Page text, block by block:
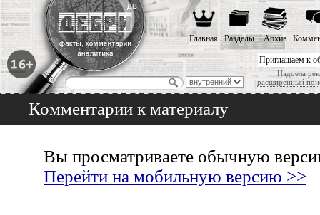
Приглашаем к
Надоела
расширенный
Главная Разделы Архив
Комментарии к материалу
Вы просматриваете обычную
Перейти на мобильную версию >>